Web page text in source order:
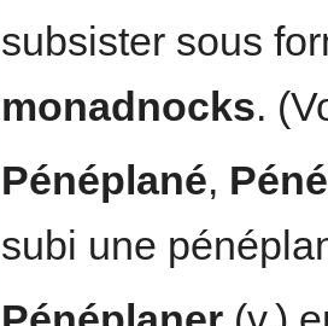
subsister sous
monadnocks.
Pénéplané,
subi une